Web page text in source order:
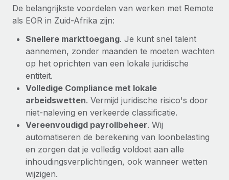
De belangrijkste voordelen van werken met Remote
als EOR in Zuid-Afrika zijn:
Snellere markttoegang. Je kunt snel talent
aannemen, zonder maanden te moeten wachten
op het oprichten van een lokale juridische
entiteit.
Volledige Compliance met lokale
arbeidswetten. Vermijd juridische risico's door
niet-naleving en verkeerde classificatie.
Vereenvoudigd payrollbeheer. Wij
automatiseren de berekening van loonbelasting
en zorgen dat je volledig voldoet aan alle
inhoudingsverplichtingen, ook wanneer wetten
wijzigen.